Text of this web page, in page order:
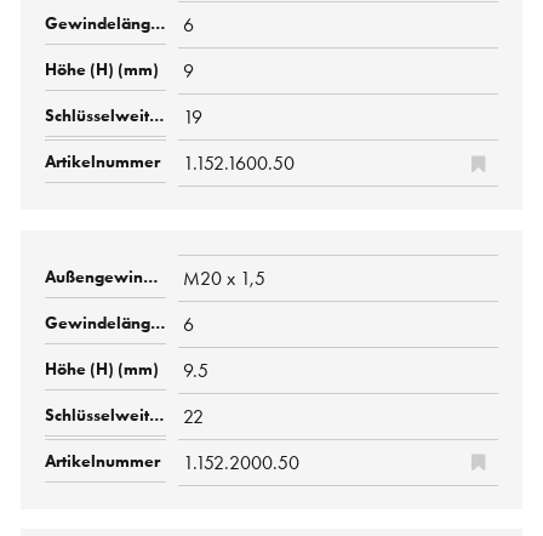
6
9
19
1.152.1600.50
M20 x 1,5
6
9.5
22
1.152.2000.50